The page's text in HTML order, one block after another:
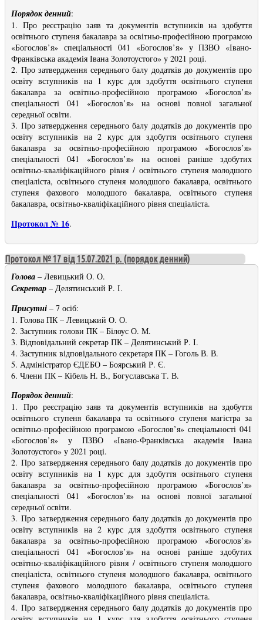
Порядок денний:
1. Про реєстрацію заяв та документів вступників на здобуття
освітнього ступеня бакалавра за освітньо-професійною програмою
«Богослов’я» спеціальності 041 «Богослов’я» у ПЗВО «Івано-
Франківська академія Івана Золотоустого» у 2021 році.
2. Про затвердження середнього балу додатків до документів про
освіту вступників на 1 курс для здобуття освітнього ступеня
бакалавра за освітньо-професійною програмою «Богослов’я»
спеціальності 041 «Богослов’я» на основі повної загальної
середньої освіти.
3. Про затвердження середнього балу додатків до документів про
освіту вступників на 2 курс для здобуття освітнього ступеня
бакалавра за освітньо-професійною програмою «Богослов’я»
спеціальності 041 «Богослов’я» на основі раніше здобутих
освітньо-кваліфікаційного рівня / освітнього ступеня молодшого
спеціаліста, освітнього ступеня молодшого бакалавра, освітнього
ступеня фахового молодшого бакалавра, освітнього ступеня
бакалавра, освітньо-кваліфікаційного рівня спеціаліста.
Протокол № 16.
Протокол № 17 від 15.07.2021 р. (порядок денний)
Голова – Левицький О. О.
Секретар – Делятинський Р. І.
Присутні – 7 осіб:
1. Голова ПК – Левицький О. О.
2. Заступник голови ПК – Білоус О. М.
3. Відповідальний секретар ПК – Делятинський Р. І.
4. Заступник відповідального секретаря ПК – Гоголь В. В.
5. Адміністратор ЄДЕБО – Боярський Р. Є.
6. Члени ПК – Кібель Н. В., Богуславська Т. В.
Порядок денний:
1. Про реєстрацію заяв та документів вступників на здобуття
освітнього ступеня бакалавра та освітнього ступеня магістра за
освітньо-професійною програмою «Богослов’я» спеціальності 041
«Богослов’я» у ПЗВО «Івано-Франківська академія Івана
Золотоустого» у 2021 році.
2. Про затвердження середнього балу додатків до документів про
освіту вступників на 1 курс для здобуття освітнього ступеня
бакалавра за освітньо-професійною програмою «Богослов’я»
спеціальності 041 «Богослов’я» на основі повної загальної
середньої освіти.
3. Про затвердження середнього балу додатків до документів про
освіту вступників на 2 курс для здобуття освітнього ступеня
бакалавра за освітньо-професійною програмою «Богослов’я»
спеціальності 041 «Богослов’я» на основі раніше здобутих
освітньо-кваліфікаційного рівня / освітнього ступеня молодшого
спеціаліста, освітнього ступеня молодшого бакалавра, освітнього
ступеня фахового молодшого бакалавра, освітнього ступеня
бакалавра, освітньо-кваліфікаційного рівня спеціаліста.
4. Про затвердження середнього балу додатків до документів про